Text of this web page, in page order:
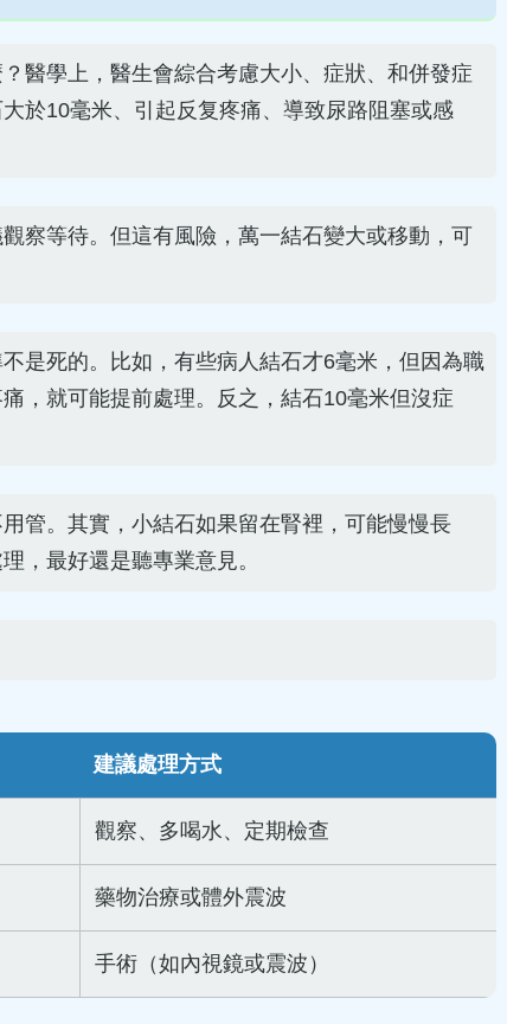
醫學上，醫生會綜合考慮大小、症狀、和併發症
於10毫米、引起反复疼痛、導致尿路阻塞或感
察等待。但這有風險，萬一結石變大或移動，可
是死的。比如，有些病人結石才6毫米，但因為職
，就可能提前處理。反之，結石10毫米但沒症
管。其實，小結石如果留在腎裡，可能慢慢長
，最好還是聽專業意見。
建議處理方式
觀察、多喝水、定期檢查
藥物治療或體外震波
手術（如內視鏡或震波）